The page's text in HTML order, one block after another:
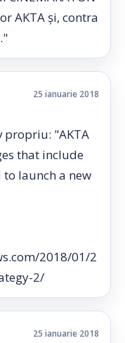
AKTA și, contra
25 ianuarie 2018
propriu: "AKTA
that include
launch a new
2018/01/2
2/
25 ianuarie 2018